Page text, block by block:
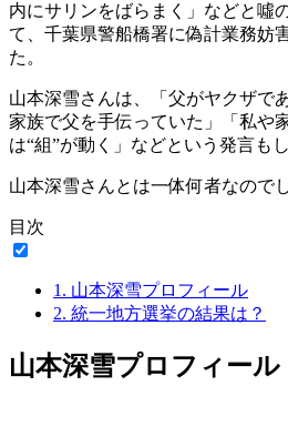
内にサリンをばらまく」などと噓
て、千葉県警船橋署に偽計業務妨
た。
山本深雪さんは、「父がヤクザで
家族で父を手伝っていた」「私や
は“組”が動く」などという発言も
山本深雪さんとは一体何者なので
目次
1. 山本深雪プロフィール
2. 統一地方選挙の結果は？
山本深雪プロフィール